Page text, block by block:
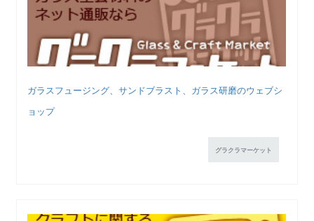
ガラスフュージング、サンドブラスト、ガラス研磨のウェブシ
ョップ
グラクラマーケット